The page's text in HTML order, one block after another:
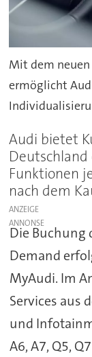
Mit dem
ermöglicht
Audi bietet
Funktionen
nach dem
ANZEIGE
Die Buchung
Demand
MyAudi. Im
Services aus
und
A6, A7, Q5,